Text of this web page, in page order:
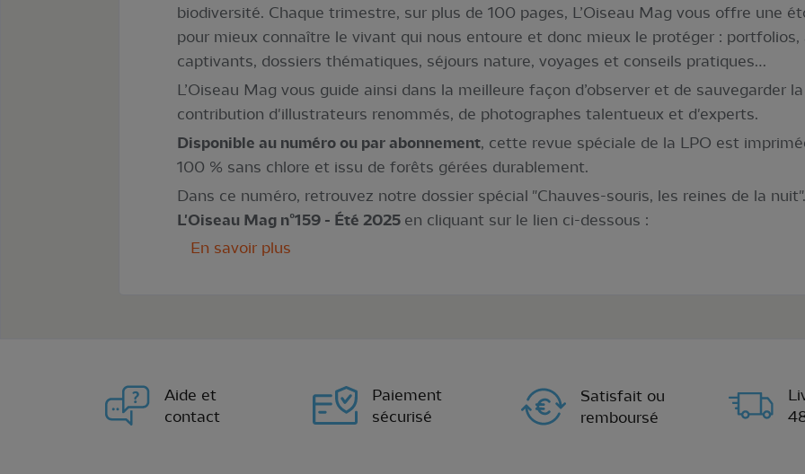
biodiversité. Chaque trimestre, sur plus de 100 pages, L’Oiseau Mag vous offre une
pour mieux connaître le vivant qui nous entoure et donc mieux le protéger :
captivants, dossiers thématiques, séjours nature, voyages et conseils pratiques…
L’Oiseau Mag vous guide ainsi dans la meilleure façon d’observer et de sauvegarder
contribution d'illustrateurs renommés, de photographes talentueux et d'experts.
Disponible au numéro ou par abonnement, cette revue spéciale de la LPO est
100 % sans chlore et issu de forêts gérées durablement.
Dans ce numéro, retrouvez notre dossier spécial "Chauves-souris, les reines de la
L'Oiseau Mag n°159 - Été 2025 en cliquant sur le lien ci-dessous :
En savoir plus
Aide et
contact
Paiement
sécurisé
Satisfait ou
remboursé